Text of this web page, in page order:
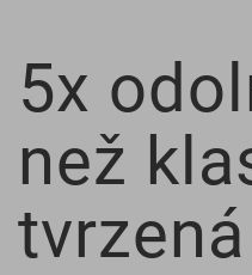
5x
než